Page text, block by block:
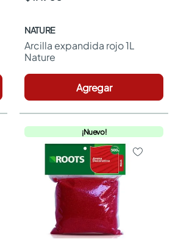
NATURE
Arcilla expandida rojo 1L
Nature
Agregar
¡Nuevo!